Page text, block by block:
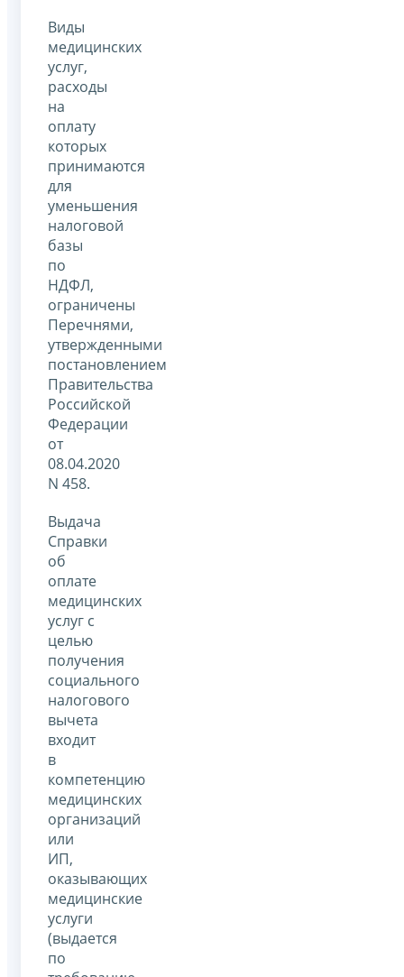
Виды
медицинских
услуг,
расходы
на
оплату
которых
принимаются
для
уменьшения
налоговой
базы
по
НДФЛ,
ограничены
Перечнями,
утвержденными
постановлением
Правительства
Российской
Федерации
от
08.04.2020
N 458.
Выдача
Справки
об
оплате
медицинских
услуг с
целью
получения
социального
налогового
вычета
входит
в
компетенцию
медицинских
организаций
или
ИП,
оказывающих
медицинские
услуги
(выдается
по